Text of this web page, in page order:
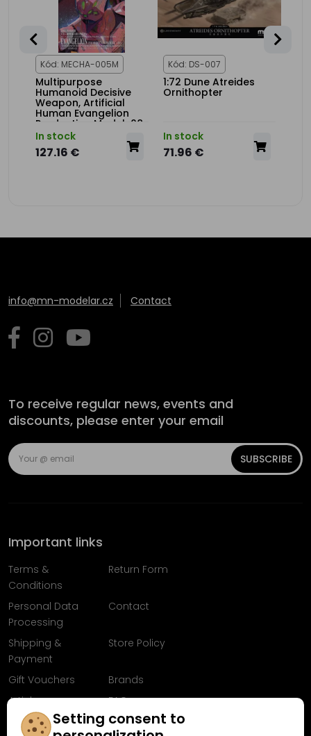
Kód: MECHA-005M
Multipurpose
Humanoid Decisive
Weapon, Artificial
Human Evangelion
Production Model-08γ
(Multi-Color Edition)
In stock
127.16 €
Kód: DS-007
1:72 Dune Atreides
Ornithopter
In stock
71.96 €
info@mn-modelar.cz Contact
To receive regular news, events and
discounts, please enter your email
SUBSCRIBE
Important links
Terms &
Conditions
Return Form
Personal Data
Processing
Contact
Shipping &
Payment
Store Policy
Gift Vouchers
Brands
Articles
FAQ
Follow us onSetting consent to